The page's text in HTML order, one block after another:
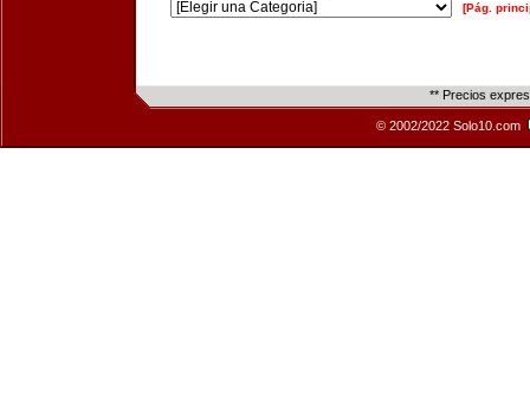
[Pág.
** Precios
© 2002/2022 Solo10.com